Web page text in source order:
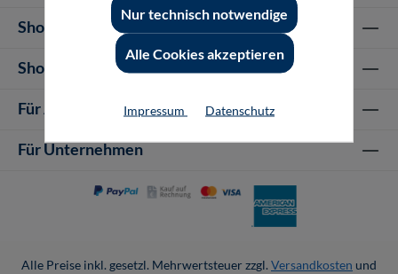
Shop Informationen
Shop-Service
Für Autor-/innen
Für Unternehmen
Alle Preise inkl. gesetzl. Mehrwertsteuer zzgl. Versandkosten und
Nur technisch notwendige
Alle Cookies akzeptieren
Impressum Datenschutz